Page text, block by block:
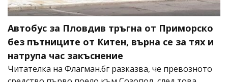
Автобус за Пловдив тръгна от Приморско
без пътниците от Китен, върна се за тях и
натрупа час закъснение
Читателка на Флагман.бг разказва, че превозното